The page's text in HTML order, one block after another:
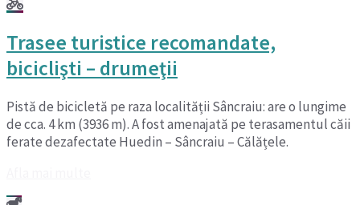
Trasee turistice recomandate,
biciclişti – drumeţii
Pistă de bicicletă pe raza localității Sâncraiu: are o lungime
de cca. 4 km (3936 m). A fost amenajată pe terasamentul căii
ferate dezafectate Huedin – Sâncraiu – Călățele.